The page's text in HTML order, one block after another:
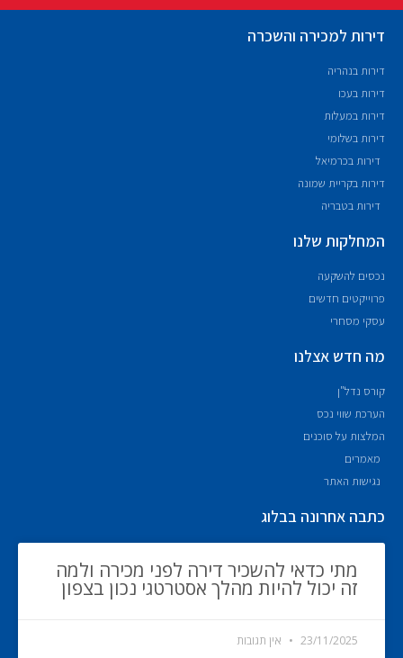
דירות למכירה והשכרה
דירות בנהריה
דירות בעכו
דירות במעלות
דירות בשלומי
דירות בכרמיאל
דירות בקריית שמונה
דירות בטבריה
המחלקות שלנו
נכסים להשקעה
פרוייקטים חדשים
עסקי מסחרי
מה חדש אצלנו
קורס נדל"ן
הערכת שווי נכס
המלצות על סוכנים
מאמרים
נגישות האתר
כתבה אחרונה בבלוג
מתי כדאי להשכיר דירה לפני מכירה ולמה
זה יכול להיות מהלך אסטרטגי נכון בצפון
23/11/2025 אין תגובות